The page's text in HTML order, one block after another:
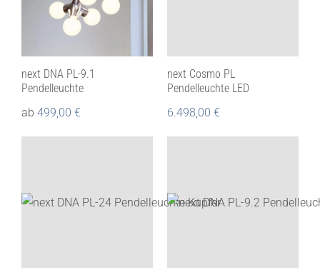
next DNA PL-9.1
Pendelleuchte
ab 499,00 €
next Cosmo PL
Pendelleuchte LED
6.498,00 €